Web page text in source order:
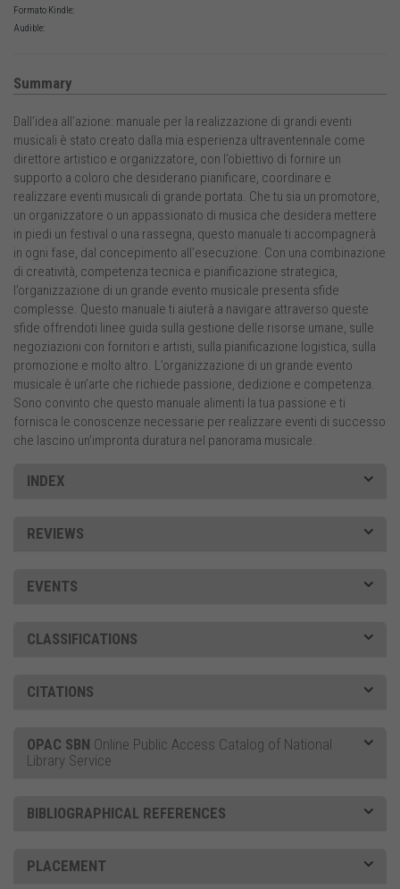
Formato Kindle:
Audible:
Summary
Dall’idea all’azione: manuale per la realizzazione di grandi eventi
musicali è stato creato dalla mia esperienza ultraventennale come
direttore artistico e organizzatore, con l’obiettivo di fornire un
supporto a coloro che desiderano pianificare, coordinare e
realizzare eventi musicali di grande portata. Che tu sia un promotore,
un organizzatore o un appassionato di musica che desidera mettere
in piedi un festival o una rassegna, questo manuale ti accompagnerà
in ogni fase, dal concepimento all’esecuzione. Con una combinazione
di creatività, competenza tecnica e pianificazione strategica,
l’organizzazione di un grande evento musicale presenta sfide
complesse. Questo manuale ti aiuterà a navigare attraverso queste
sfide offrendoti linee guida sulla gestione delle risorse umane, sulle
negoziazioni con fornitori e artisti, sulla pianificazione logistica, sulla
promozione e molto altro. L’organizzazione di un grande evento
musicale è un’arte che richiede passione, dedizione e competenza.
Sono convinto che questo manuale alimenti la tua passione e ti
fornisca le conoscenze necessarie per realizzare eventi di successo
che lascino un’impronta duratura nel panorama musicale.
INDEX
REVIEWS
EVENTS
CLASSIFICATIONS
CITATIONS
OPAC SBN Online Public Access Catalog of National
Library Service
BIBLIOGRAPHICAL REFERENCES
PLACEMENT